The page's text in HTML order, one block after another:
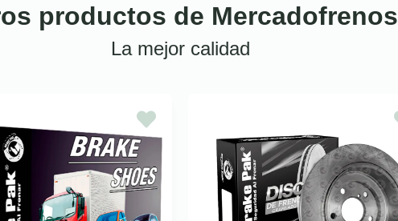
productos de Mercadofrenos
La mejor calidad